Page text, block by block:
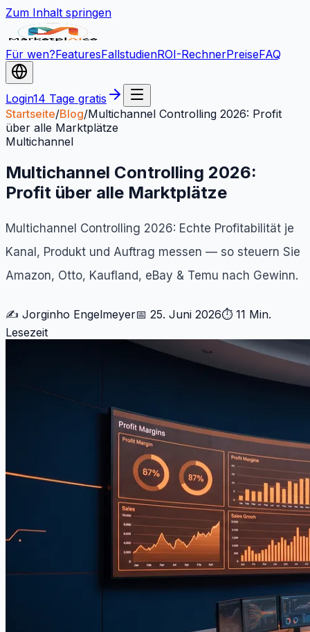
Zum Inhalt springen
Für wen?FeaturesFallstudienROI-RechnerPreiseFAQ
Login14 Tage gratis
Startseite/Blog/Multichannel Controlling 2026: Profit
über alle Marktplätze
Multichannel
Multichannel Controlling 2026:
Profit über alle Marktplätze
Multichannel Controlling 2026: Echte Profitabilität je
Kanal, Produkt und Auftrag messen — so steuern Sie
Amazon, Otto, Kaufland, eBay & Temu nach Gewinn.
✍️ Jorginho Engelmeyer📅 25. Juni 2026⏱ 11 Min.
Lesezeit